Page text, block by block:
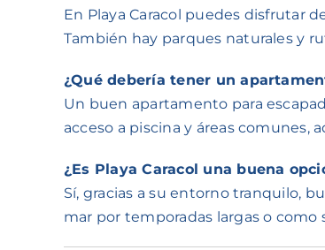
En Playa Caracol puedes disfrutar
También hay parques naturales y
¿Qué debería tener un
Un buen apartamento para
acceso a piscina y áreas comunes,
¿Es Playa Caracol una buena
Sí, gracias a su entorno tranquilo,
mar por temporadas largas o como